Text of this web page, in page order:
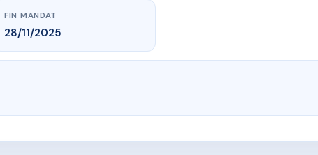
FIN MANDAT
28/11/2025